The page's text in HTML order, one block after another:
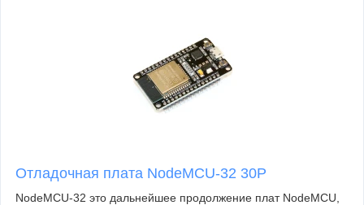
Отладочная плата NodeMCU-32 30P
NodeMCU-32 это дальнейшее продолжение плат NodeMCU,